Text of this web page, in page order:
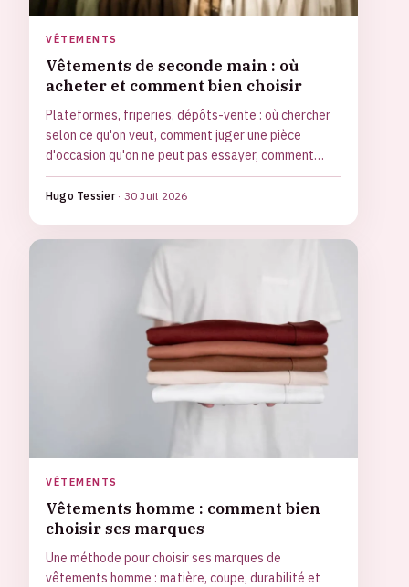
VÊTEMENTS
Vêtements de seconde main : où
acheter et comment bien choisir
Plateformes, friperies, dépôts-vente : où chercher
selon ce qu'on veut, comment juger une pièce
d'occasion qu'on ne peut pas essayer, comment
éviter les pièges et revendre ses propres
vêtements.
Hugo Tessier · 30 Juil 2026
VÊTEMENTS
Vêtements homme : comment bien
choisir ses marques
Une méthode pour choisir ses marques de
vêtements homme : matière, coupe, durabilité et